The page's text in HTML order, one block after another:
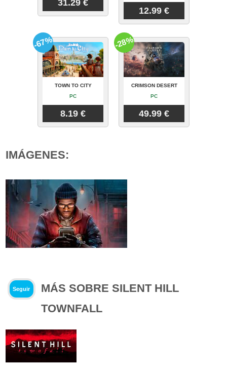
31.29 €
12.99 €
TOWN TO CITY
PC
8.19 €
-67%
CRIMSON DESERT
PC
49.99 €
-28%
IMÁGENES:
Seguir
MÁS SOBRE SILENT HILL
TOWNFALL